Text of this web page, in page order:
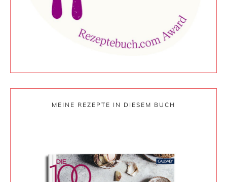
MEINE REZEPTE IN DIESEM BUCH